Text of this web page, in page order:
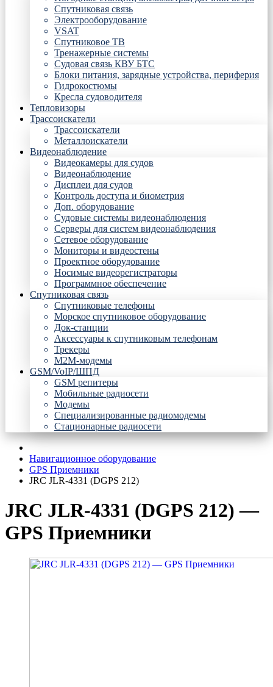
Спутниковая связь
Электрооборудование
VSAT
Спутниковое ТВ
Тренажерные системы
Судовая связь КВУ БТС
Блоки питания, зарядные устройства, периферия
Гидрокостюмы
Кресла судоводителя
Тепловизоры
Трассоискатели
Трассоискатели
Металлоискатели
Видеонаблюдение
Видеокамеры для судов
Видеонаблюдение
Дисплеи для судов
Контроль доступа и биометрия
Доп. оборудование
Судовые системы видеонаблюдения
Серверы для систем видеонаблюдения
Сетевое оборудование
Мониторы и видеостены
Проектное оборудование
Носимые видеорегистраторы
Программное обеспечение
Спутниковая связь
Спутниковые телефоны
Морское спутниковое оборудование
Док-станции
Аксессуары к спутниковым телефонам
Трекеры
М2М-модемы
GSM/VoIP/ШПД
GSM репитеры
Мобильные радиосети
Модемы
Специализированные радиомодемы
Стационарные радиосети
Навигационное оборудование
GPS Приемники
JRC JLR-4331 (DGPS 212)
JRC JLR-4331 (DGPS 212) —
GPS Приемники